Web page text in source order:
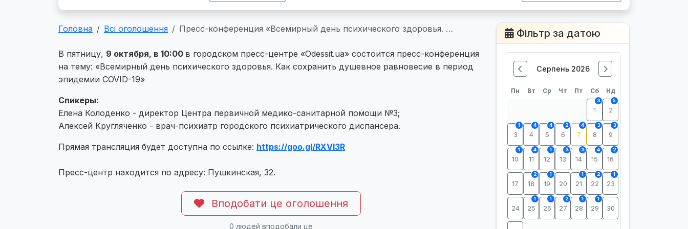
Головна Всі оголошення Пресс-конференция «Всемирный день психического здоровья. …
В пятницу, 9 октября, в 10:00 в городском пресс-центре «Odessit.ua» состоится пресс-конференция
на тему: «Всемирный день психического здоровья. Как сохранить душевное равновесие в период
эпидемии COVID-19»
Спикеры:
Елена Колоденко - директор Центра первичной медико-санитарной помощи №3;
Алексей Кругляченко - врач-психиатр городского психиатрического диспансера.
Прямая трансляция будет доступна по ссылке: https://goo.gl/RXVI3R
Пресс-центр находится по адресу: Пушкинская, 32.
Вподобати це оголошення
0 людей вподобали це
Фільтр за датою
Серпень 2026
Пн Вт Ср Чт Пт Сб Нд
1
3
2
5
3
1
4
4
5
4
6
2
7
4
8
3
9
3
10
1
11
4
12
1
13
3
14
3
15
4
16
2
17 18
2
19
1
20 21
1
22
2
23
1
24 25
1
26
1
27
2
28
1
29
1
30